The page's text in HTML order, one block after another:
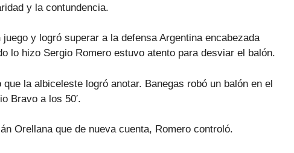
y la contundencia.
y logró superar a la defensa Argentina encabezada
lo hizo Sergio Romero estuvo atento para desviar el balón.
la albiceleste logró anotar. Banegas robó un balón en el
Bravo a los 50′.
Orellana que de nueva cuenta, Romero controló.